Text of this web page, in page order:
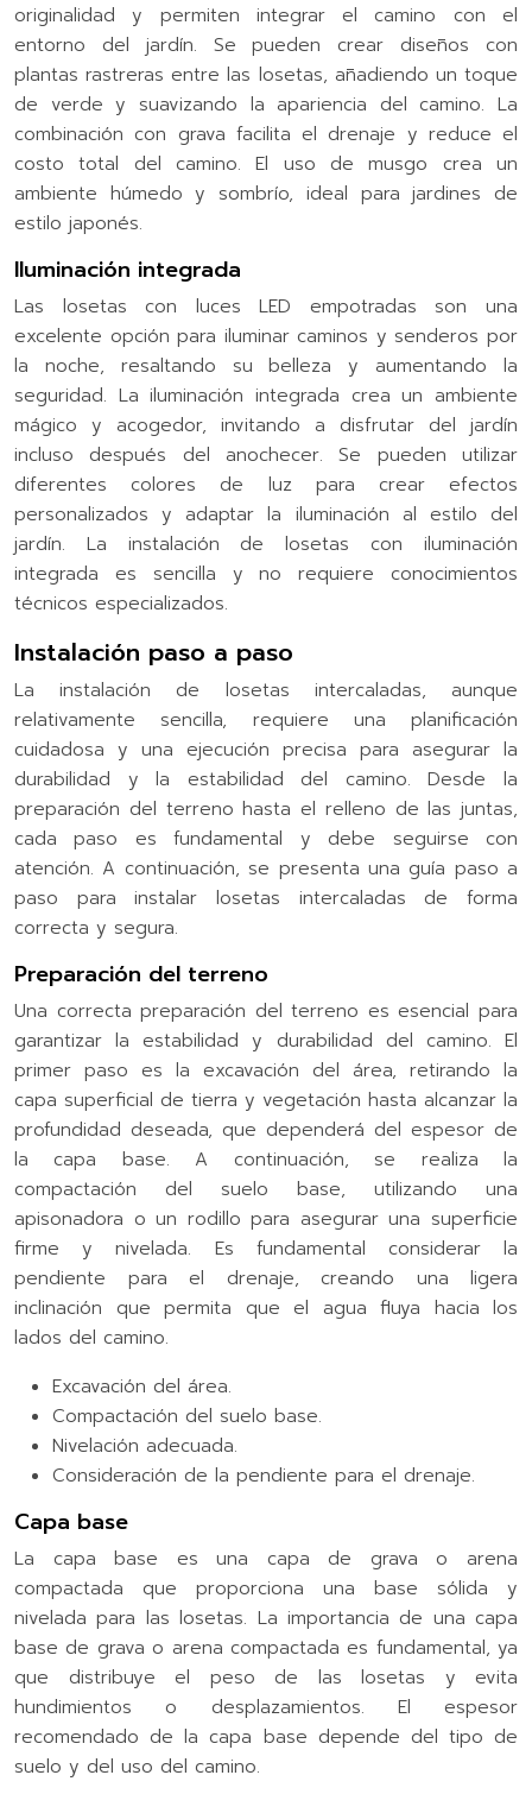
originalidad y permiten integrar el camino con el
entorno del jardín. Se pueden crear diseños con
plantas rastreras entre las losetas, añadiendo un toque
de verde y suavizando la apariencia del camino. La
combinación con grava facilita el drenaje y reduce el
costo total del camino. El uso de musgo crea un
ambiente húmedo y sombrío, ideal para jardines de
estilo japonés.
Iluminación integrada
Las losetas con luces LED empotradas son una
excelente opción para iluminar caminos y senderos por
la noche, resaltando su belleza y aumentando la
seguridad. La iluminación integrada crea un ambiente
mágico y acogedor, invitando a disfrutar del jardín
incluso después del anochecer. Se pueden utilizar
diferentes colores de luz para crear efectos
personalizados y adaptar la iluminación al estilo del
jardín. La instalación de losetas con iluminación
integrada es sencilla y no requiere conocimientos
técnicos especializados.
Instalación paso a paso
La instalación de losetas intercaladas, aunque
relativamente sencilla, requiere una planificación
cuidadosa y una ejecución precisa para asegurar la
durabilidad y la estabilidad del camino. Desde la
preparación del terreno hasta el relleno de las juntas,
cada paso es fundamental y debe seguirse con
atención. A continuación, se presenta una guía paso a
paso para instalar losetas intercaladas de forma
correcta y segura.
Preparación del terreno
Una correcta preparación del terreno es esencial para
garantizar la estabilidad y durabilidad del camino. El
primer paso es la excavación del área, retirando la
capa superficial de tierra y vegetación hasta alcanzar la
profundidad deseada, que dependerá del espesor de
la capa base. A continuación, se realiza la
compactación del suelo base, utilizando una
apisonadora o un rodillo para asegurar una superficie
firme y nivelada. Es fundamental considerar la
pendiente para el drenaje, creando una ligera
inclinación que permita que el agua fluya hacia los
lados del camino.
Excavación del área.
Compactación del suelo base.
Nivelación adecuada.
Consideración de la pendiente para el drenaje.
Capa base
La capa base es una capa de grava o arena
compactada que proporciona una base sólida y
nivelada para las losetas. La importancia de una capa
base de grava o arena compactada es fundamental, ya
que distribuye el peso de las losetas y evita
hundimientos o desplazamientos. El espesor
recomendado de la capa base depende del tipo de
suelo y del uso del camino.